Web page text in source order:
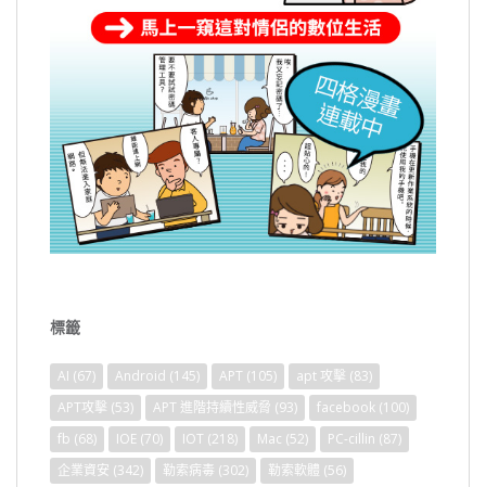
標籤
AI (67) Android (145) APT (105) apt 攻擊 (83)
APT攻擊 (53) APT 進階持續性威脅 (93) facebook (100)
fb (68) IOE (70) IOT (218) Mac (52) PC-cillin (87)
企業資安 (342) 勒索病毒 (302) 勒索軟體 (56)